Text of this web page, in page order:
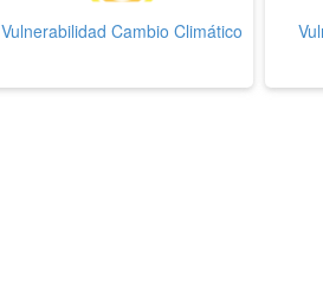
Vulnerabilidad Cambio Climático